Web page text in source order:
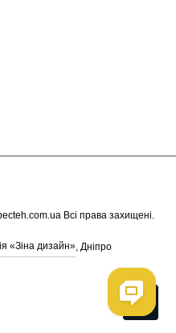
Всі права захищені.
«Зіна дизайн», Дніпро